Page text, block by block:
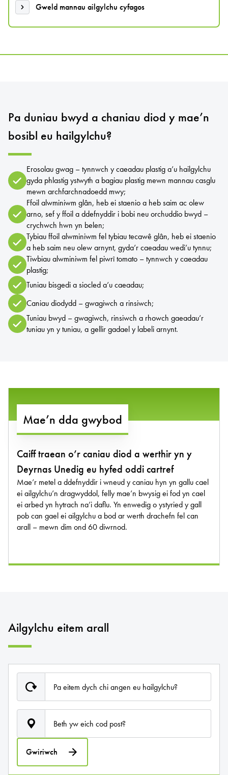
Gweld mannau ailgylchu cyfagos
Pa duniau bwyd a chaniau diod y mae’n
bosibl eu hailgylchu?
Erosolau gwag – tynnwch y caeadau plastig a’u hailgylchu
gyda phlastig ystwyth a bagiau plastig mewn mannau casglu
mewn archfarchnadoedd mwy;
Ffoil alwminiwm glân, heb ei staenio a heb saim ac olew
arno, sef y ffoil a ddefnyddir i bobi neu orchuddio bwyd –
crychwch hwn yn belen;
Tybiau ffoil alwminiwm fel tybiau tecawê glân, heb ei staenio
a heb saim neu olew arnynt, gyda’r caeadau wedi’u tynnu;
Tiwbiau alwminiwm fel piwrî tomato – tynnwch y caeadau
plastig;
Tuniau bisgedi a siocled a’u caeadau;
Caniau diodydd – gwagiwch a rinsiwch;
Tuniau bwyd – gwagiwch, rinsiwch a rhowch gaeadau’r
tuniau yn y tuniau, a gellir gadael y labeli arnynt.
Mae’n dda gwybod
Caiff traean o’r caniau diod a werthir yn y
Deyrnas Unedig eu hyfed oddi cartref
Mae’r metel a ddefnyddir i wneud y caniau hyn yn gallu cael
ei ailgylchu’n dragwyddol, felly mae’n bwysig ei fod yn cael
ei arbed yn hytrach na’i daflu. Yn enwedig o ystyried y gall
pob can gael ei ailgylchu a bod ar werth drachefn fel can
arall – mewn dim ond 60 diwrnod.
Ailgylchu eitem arall
Gwiriwch